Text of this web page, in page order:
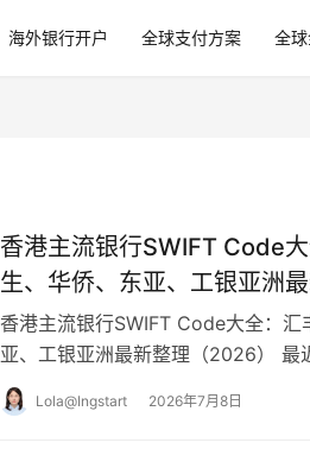
海外银行开户 全球支付方案 全
香港主流银行SWIFT Code
生、华侨、东亚、工银亚洲
香港主流银行SWIFT Code大全：
亚、工银亚洲最新整理（2026） 最
烦心事：明明客户的汇款单上公司名
Lola@Ingstart 2026年7月8日